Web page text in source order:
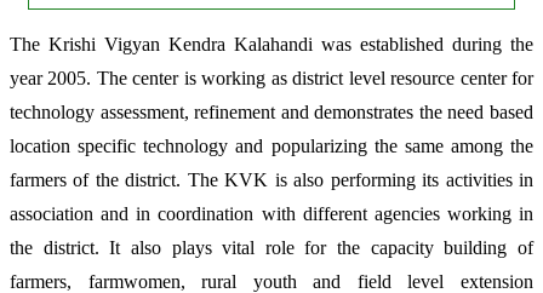
The Krishi Vigyan Kendra Kalahandi was established during the
year 2005. The center is working as district level resource center for
technology assessment, refinement and demonstrates the need based
location specific technology and popularizing the same among the
farmers of the district. The KVK is also performing its activities in
association and in coordination with different agencies working in
the district. It also plays vital role for the capacity building of
farmers, farmwomen, rural youth and field level extension